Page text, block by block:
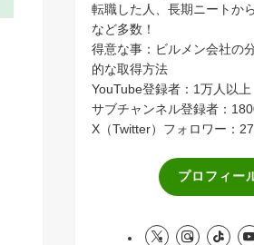
転職した人、長期ニートか
など多数！
得意な事：ビルメン会社の
的な取得方法
YouTube登録者：1万人以上
サブチャンネル登録者：
X（Twitter）フォロワー：
プロフィー